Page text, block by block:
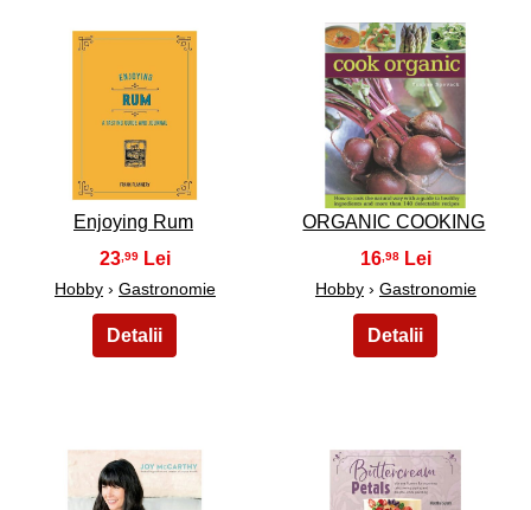
21
Enjoying Rum
23 ,99
Hobby› Gastronomie
22
ORGANIC COOKING
16,98
Hobby› Gastronomie